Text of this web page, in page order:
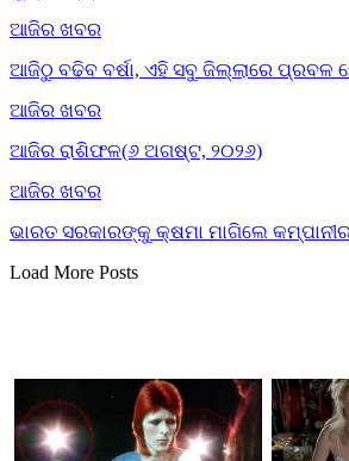
ଆଜିର ଖବର
ଆଜିଠୁ ବଢିବ ବର୍ଷା, ଏହି ସବୁ ଜିଲ୍ଲାରେ ପ୍ରବଳ
ଆଜିର ଖବର
ଆଜିର ରାଶିଫଳ(୬ ଅଗଷ୍ଟ, ୨୦୨୬)
ଆଜିର ଖବର
ଭାରତ ସରକାରଙ୍କୁ କ୍ଷମା ମାଗିଲେ
Load More Posts